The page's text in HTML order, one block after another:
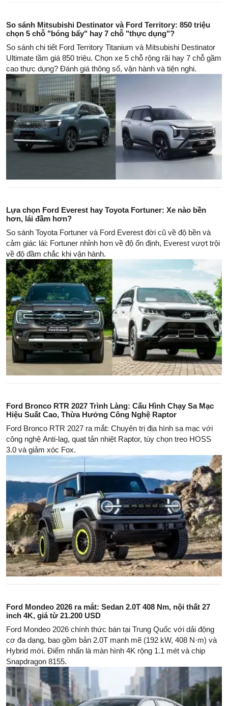
So sánh Mitsubishi Destinator và Ford Territory: 850 triệu
chọn 5 chỗ "bóng bẩy" hay 7 chỗ "thực dụng"?
So sánh chi tiết Ford Territory Titanium và Mitsubishi Destinator
Ultimate tầm giá 850 triệu. Chọn xe 5 chỗ rộng rãi hay 7 chỗ gầm
cao thực dụng? Đánh giá thông số, vận hành và tiện nghi.
Lựa chọn Ford Everest hay Toyota Fortuner: Xe nào bền
hơn, lái đầm hơn?
So sánh Toyota Fortuner và Ford Everest đời cũ về độ bền và
cảm giác lái: Fortuner nhỉnh hơn về độ ổn định, Everest vượt trội
về độ đầm chắc khi vận hành.
Ford Bronco RTR 2027 Trình Làng: Cấu Hình Chạy Sa Mạc
Hiệu Suất Cao, Thừa Hưởng Công Nghệ Raptor
Ford Bronco RTR 2027 ra mắt: Chuyên trị địa hình sa mạc với
công nghệ Anti-lag, quạt tản nhiệt Raptor, tùy chọn treo HOSS
3.0 và giảm xóc Fox.
Ford Mondeo 2026 ra mắt: Sedan 2.0T 408 Nm, nội thất 27
inch 4K, giá từ 21.200 USD
Ford Mondeo 2026 chính thức bán tại Trung Quốc với dải động
cơ đa dạng, bao gồm bản 2.0T mạnh mẽ (192 kW, 408 N·m) và
Hybrid mới. Điểm nhấn là màn hình 4K rộng 1.1 mét và chip
Snapdragon 8155.